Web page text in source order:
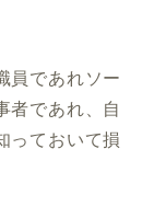
員であれソー
者であれ、自
っておいて損